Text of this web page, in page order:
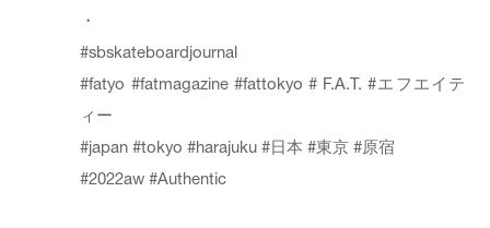
・
#sbskateboardjournal
#fatyo #fatmagazine #fattokyo # F.A.T.#エフエイテ
ィー
#japan #tokyo #harajuku #日本 #東京 #原宿
#2022aw #Authentic